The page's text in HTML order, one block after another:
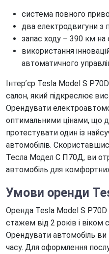
система повного
два електродвигуни з
запас ходу – 390 км на
використання
автоматичного
Інтерʼєр Tesla Model S
салон, який підкреслює
Орендувати
оптимальними цінами, що
протестувати один із
автомобілів.
Тесла Модел С П70Д, ви
автомобіль для
Умови оренди
Оренда Tesla Model S P70D
стажем від 2 років і віком
Орендувати автомобіль
часу. Для оформлення